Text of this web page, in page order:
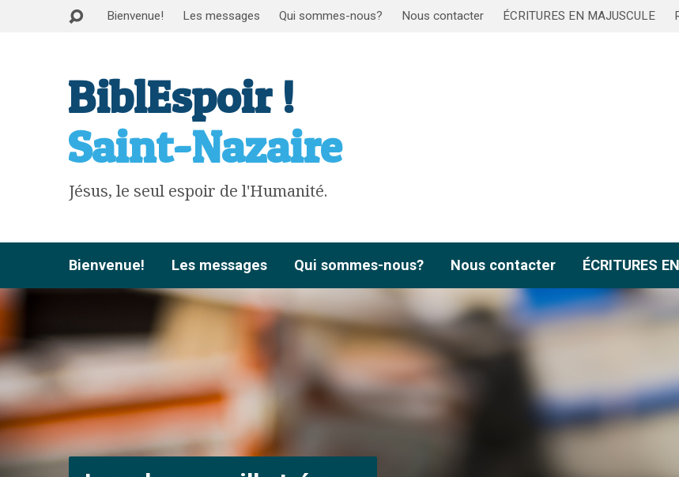
Bienvenue! Les messages Qui sommes-nous? Nous contacter ÉCRITURES EN MAJUSCULE
BiblEspoir !
Saint-Nazaire
Jésus, le seul espoir de l'Humanité.
Bienvenue! Les messages Qui sommes-nous? Nous contacter ÉCRITURES